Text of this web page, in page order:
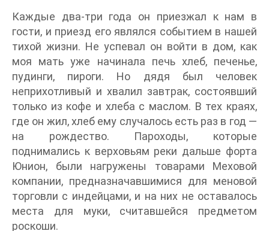
Каждые два-три года он приезжал к нам в
гости, и приезд его являлся событием в нашей
тихой жизни. Не успевал он войти в дом, как
моя мать уже начинала печь хлеб, печенье,
пудинги, пироги. Но дядя был человек
неприхотливый и хвалил завтрак, состоявший
только из кофе и хлеба с маслом. В тех краях,
где он жил, хлеб ему случалось есть раз в год —
на рождество. Пароходы, которые
поднимались к верховьям реки дальше форта
Юнион, были нагружены товарами Меховой
компании, предназначавшимися для меновой
торговли с индейцами, и на них не оставалось
места для муки, считавшейся предметом
роскоши.